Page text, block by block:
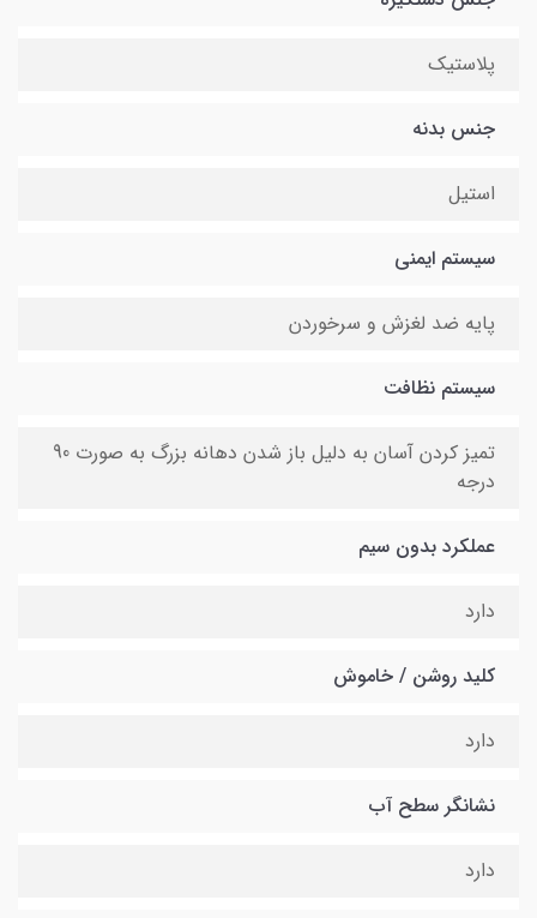
پلاستیک
جنس بدنه
استیل
سیستم ایمنی
پایه ضد لغزش و سرخوردن
سیستم نظافت
تمیز کردن آسان به دلیل باز شدن دهانه بزرگ به صورت 90
درجه
عملکرد بدون سیم
دارد
کلید روشن / خاموش
دارد
نشانگر سطح آب
دارد